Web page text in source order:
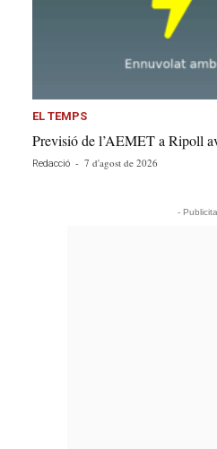
EL TEMPS
Previsió de l’AEMET a Ripoll
Redacció - 7 d'agost de 2026
-